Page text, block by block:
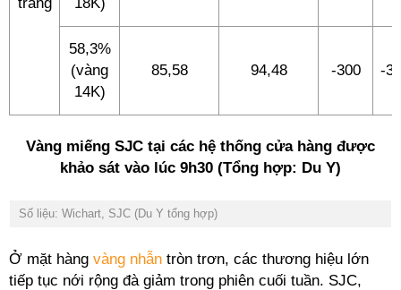
58,3%
(vàng
14K)
85,58 94,48 -300 -
Vàng miếng SJC tại các hệ thống cửa hàng được
khảo sát vào lúc 9h30 (Tổng hợp: Du Y)
Số liệu: Wichart, SJC (Du Y tổng hợp)
Ở mặt hàng vàng nhẫn tròn trơn, các thương hiệu lớn
tiếp tục nới rộng đà giảm trong phiên cuối tuần. SJC,